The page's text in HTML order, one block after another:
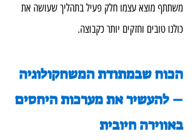
משתתף מוצא עצמו חלק פעיל בתהליך שעושה את
כולנו טובים וחזקים יותר כקבוצה.
הכוח שבמתודת המשחקולוגיה
– להעשיר את מערכות היחסים
באווירה חיובית